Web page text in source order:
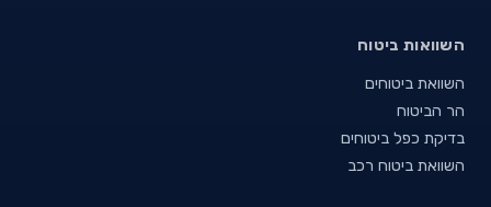
השוואות ביטוח
השוואת ביטוחים
הר הביטוח
בדיקת כפל ביטוחים
השוואת ביטוח רכב